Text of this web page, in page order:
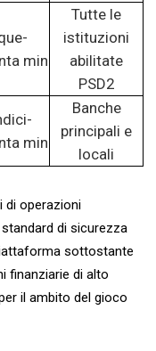
min
Tutte le
istituzioni
abilitate
PSD2
min
Banche
principali e
locali
di operazioni
di sicurezza
sottostante
finanziarie di alto
il ambito del gioco